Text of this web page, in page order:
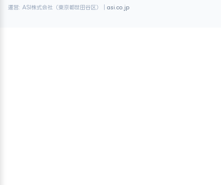
運営: ASI株式会社（東京都世田谷区）｜ asi.co.jp